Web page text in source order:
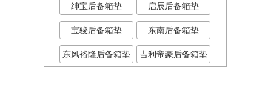
绅宝后备箱垫 启辰后备箱垫
宝骏后备箱垫 东南后备箱垫
东风裕隆后备箱垫 吉利帝豪后备箱垫